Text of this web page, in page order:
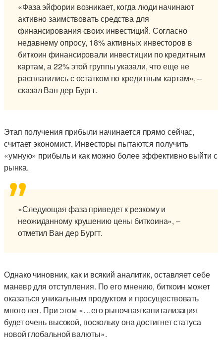
«Фаза эйфории возникает, когда люди начинают
активно заимствовать средства для
финансирования своих инвестиций. Согласно
недавнему опросу, 18% активных инвесторов в
биткоин финансировали инвестиции по кредитным
картам, а 22% этой группы указали, что еще не
расплатились с остатком по кредитным картам», –
сказал Ван дер Бургт.
Этап получения прибыли начинается прямо сейчас,
считает экономист. Инвесторы пытаются получить
«умную» прибыль и как можно более эффективно выйти с
рынка.
«Следующая фаза приведет к резкому и
неожиданному крушению цены биткоина», –
отметил Ван дер Бургт.
Однако чиновник, как и всякий аналитик, оставляет себе
маневр для отступления. По его мнению, биткоин может
оказаться уникальным продуктом и просуществовать
много лет. При этом «…его рыночная капитализация
будет очень высокой, поскольку она достигнет статуса
новой глобальной валюты».